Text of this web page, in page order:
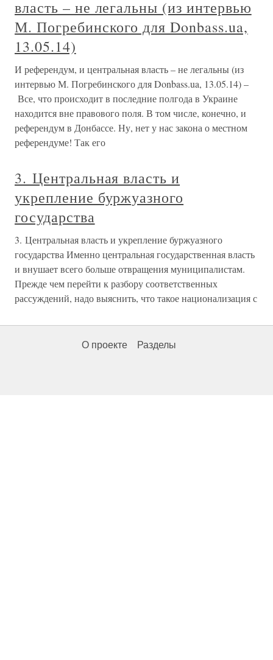
власть – не легальны (из интервью
М. Погребинского для Donbass.ua,
13.05.14)
И референдум, и центральная власть – не легальны (из
интервью М. Погребинского для Donbass.ua, 13.05.14) –
Все, что происходит в последние полгода в Украине
находится вне правового поля. В том числе, конечно, и
референдум в Донбассе. Ну, нет у нас закона о местном
референдуме! Так его
3. Центральная власть и
укрепление буржуазного
государства
3. Центральная власть и укрепление буржуазного
государства Именно центральная государственная власть
и внушает всего больше отвращения муниципалистам.
Прежде чем перейти к разбору соответственных
рассуждений, надо выяснить, что такое национализация с
О проекте Разделы